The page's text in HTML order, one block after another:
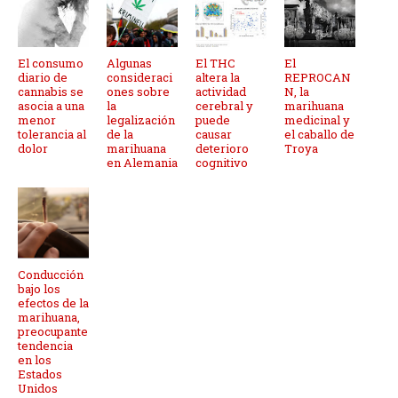
El consumo
diario de
cannabis se
asocia a una
menor
tolerancia al
dolor
Algunas
consideraci
ones sobre
la
legalización
de la
marihuana
en Alemania
El THC
altera la
actividad
cerebral y
puede
causar
deterioro
cognitivo
El
REPROCAN
N, la
marihuana
medicinal y
el caballo de
Troya
Conducción
bajo los
efectos de la
marihuana,
preocupante
tendencia
en los
Estados
Unidos